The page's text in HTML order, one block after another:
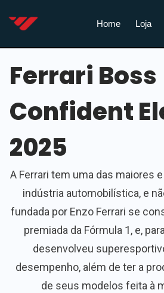
Home Loja
Ferrari Boss
Confident
2025
A Ferrari tem uma das maiores
indústria automobilística, e
fundada por Enzo Ferrari se
premiada da Fórmula 1, e,
desenvolveu
desempenho, além de ter a
de seus modelos feita à